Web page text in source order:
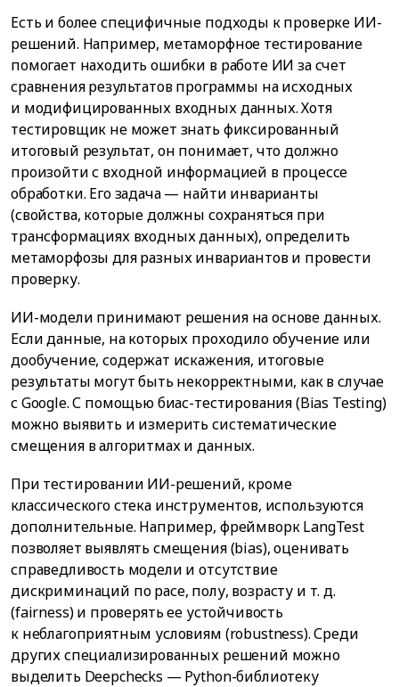
Есть и более специфичные подходы к проверке ИИ-
решений. Например, метаморфное тестирование
помогает находить ошибки в работе ИИ за счет
сравнения результатов программы на исходных
и модифицированных входных данных. Хотя
тестировщик не может знать фиксированный
итоговый результат, он понимает, что должно
произойти с входной информацией в процессе
обработки. Его задача — найти инварианты
(свойства, которые должны сохраняться при
трансформациях входных данных), определить
метаморфозы для разных инвариантов и провести
проверку.
ИИ-модели принимают решения на основе данных.
Если данные, на которых проходило обучение или
дообучение, содержат искажения, итоговые
результаты могут быть некорректными, как в случае
с Google. С помощью биас-тестирования (Bias Testing)
можно выявить и измерить систематические
смещения в алгоритмах и данных.
При тестировании ИИ-решений, кроме
классического стека инструментов, используются
дополнительные. Например, фреймворк LangTest
позволяет выявлять смещения (bias), оценивать
справедливость модели и отсутствие
дискриминаций по расе, полу, возрасту и т. д.
(fairness) и проверять ее устойчивость
к неблагоприятным условиям (robustness). Среди
других специализированных решений можно
выделить Deepchecks — Python-библиотеку